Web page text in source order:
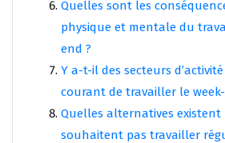
Quelles sont les
physique et mentale du
end ?
Y a-t-il des secteurs
courant de travailler le week-
Quelles alternatives
souhaitent pas travailler